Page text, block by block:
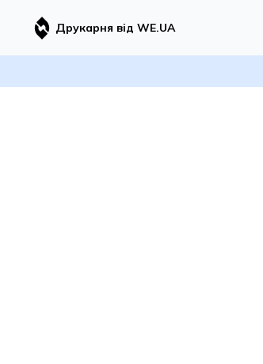
Друкарня від WE.UA